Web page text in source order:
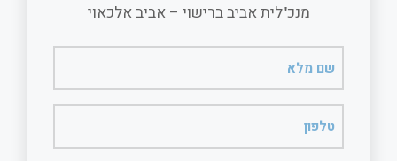
מנכ"לית אביב ברישוי – אביב אלכאוי
מלא